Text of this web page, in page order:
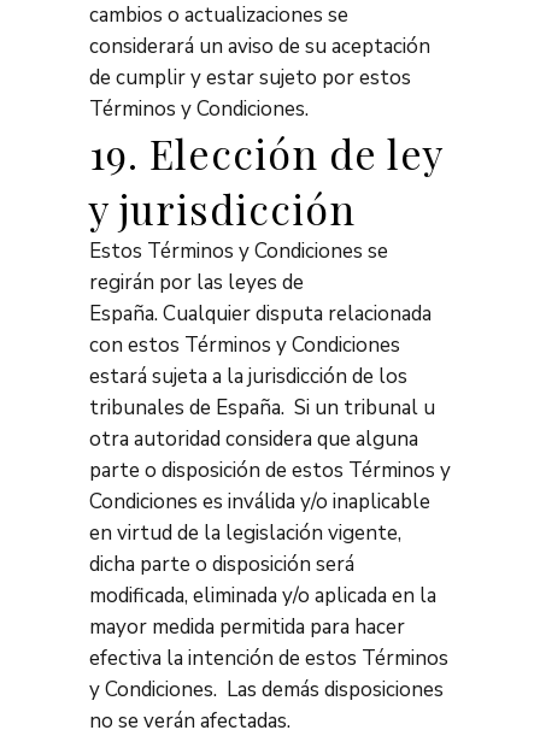
cambios o actualizaciones se
considerará un aviso de su aceptación
de cumplir y estar sujeto por estos
Términos y Condiciones.
19. Elección de ley
y jurisdicción
Estos Términos y Condiciones se
regirán por las leyes de
España. Cualquier disputa relacionada
con estos Términos y Condiciones
estará sujeta a la jurisdicción de los
tribunales de España. Si un tribunal u
otra autoridad considera que alguna
parte o disposición de estos Términos y
Condiciones es inválida y/o inaplicable
en virtud de la legislación vigente,
dicha parte o disposición será
modificada, eliminada y/o aplicada en la
mayor medida permitida para hacer
efectiva la intención de estos Términos
y Condiciones. Las demás disposiciones
no se verán afectadas.